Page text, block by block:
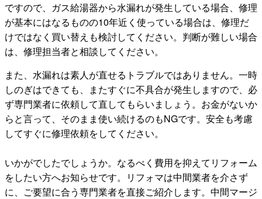
ですので、ガス給湯器から水漏れが発生している場合、修理
が基本にはなるものの10年近く使っている場合は、修理だ
けではなく買い替えも検討してください。判断が難しい場合
は、修理担当者と相談してください。
また、水漏れは素人が直せるトラブルではありません。一時
しのぎはできても、またすぐに不具合が発生しますので、必
ず専門業者に依頼して直してもらいましょう。お金がないか
らと言って、そのまま使い続けるのもNGです。安全も考慮
してすぐに修理依頼をしてください。
いかがでしたでしょうか。なるべく費用を抑えてリフォーム
をしたい方へお知らせです。リフォマは中間業者を介さず
に、ご要望に合う専門業者を直接ご紹介します。中間マージ